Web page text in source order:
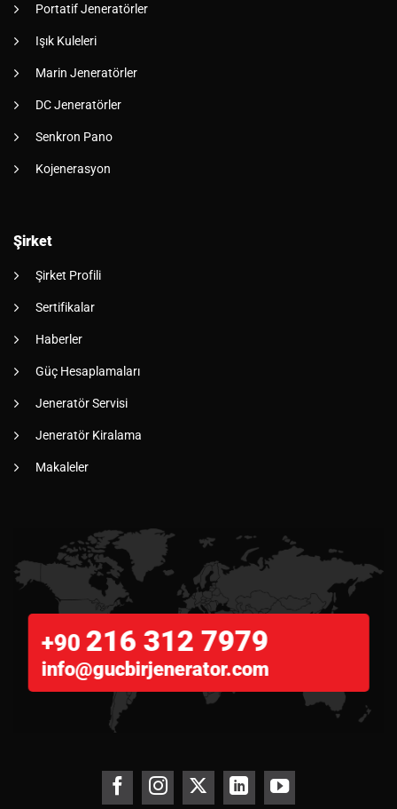
Portatif Jeneratörler
Işık Kuleleri
Marin Jeneratörler
DC Jeneratörler
Senkron Pano
Kojenerasyon
Şirket
Şirket Profili
Sertifikalar
Haberler
Güç Hesaplamaları
Jeneratör Servisi
Jeneratör Kiralama
Makaleler
+90 216 312 7979
info@gucbirjenerator.com